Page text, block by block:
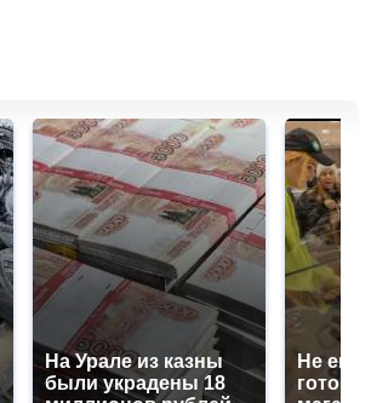
На Урале из казны
были украдены 18
Не